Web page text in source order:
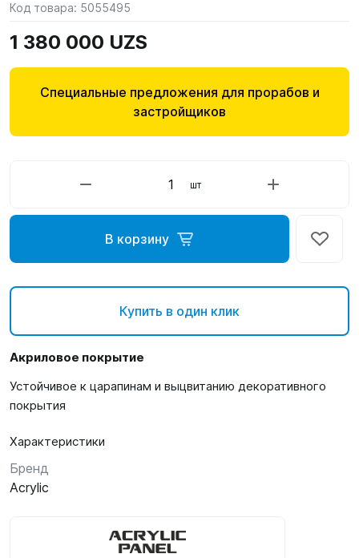
Код товара: 5055495
1 380 000 UZS
Специальные предложения для прорабов и
застройщиков
шт
В корзину
Купить в один клик
Акриловое покрытие
Устойчивое к царапинам и выцвитанию декоративного
покрытия
Характеристики
Бренд
Acrylic